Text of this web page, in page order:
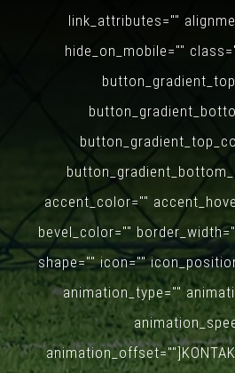
link_attributes=""
hide_on_mobile=""
accent_color=""
bevel_color=""
shape="" icon=""
animation_type=""